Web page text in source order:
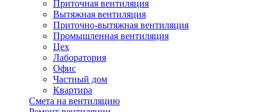
Приточная вентиляция
Вытяжная вентиляция
Приточно-вытяжная вентиляция
Промышленная вентиляция
Цех
Лаборатория
Офис
Частный дом
Квартира
Смета на вентиляцию